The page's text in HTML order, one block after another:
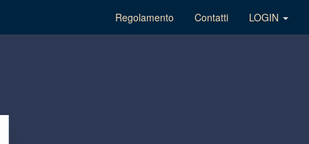
Regolamento Contatti LOGIN